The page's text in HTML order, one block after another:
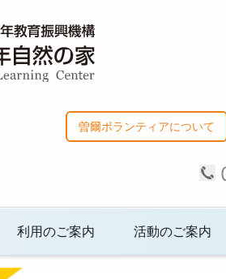
曽爾ボランティアについて
利用のご案内 活動のご案内